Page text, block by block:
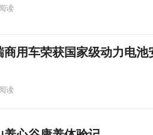
读
用车荣获国家级动力电池
读